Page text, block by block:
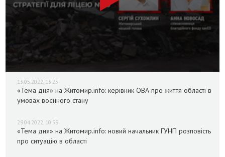
13.05.2022, 13:25
«Тема дня» на Житомир.info: керівник ОВА про життя області в
умовах воєнного стану
29.04.2022, 10:59
«Тема дня» на Житомир.info: новий начальник ГУНП розповість
про ситуацію в області